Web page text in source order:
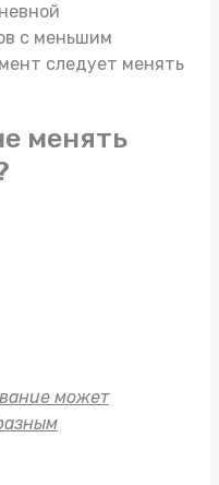
с меньшим
следует менять
менять
может